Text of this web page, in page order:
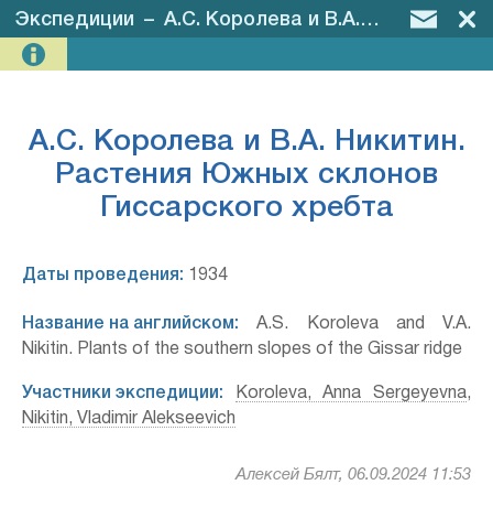
Экспедиции – А.С. Королева и В.А. Никитин. Растения Южных склонов Гиссарского хребта
А.С. Королева и В.А. Никитин.
Растения Южных склонов
Гиссарского хребта
Даты проведения: 1934
Название на английском: A.S. Koroleva and V.A.
Nikitin. Plants of the southern slopes of the Gissar ridge
Участники экспедиции: Koroleva, Anna Sergeyevna,
Nikitin, Vladimir Alekseevich
Алексей Бялт, 06.09.2024 11:53